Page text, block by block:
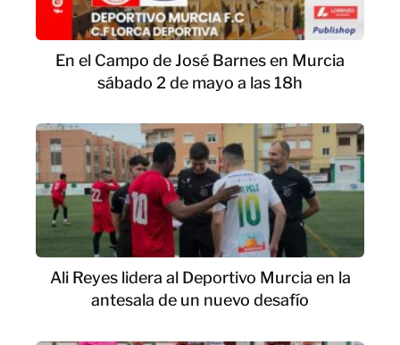
En el Campo de José Barnes en Murcia
sábado 2 de mayo a las 18h
Ali Reyes lidera al Deportivo Murcia en la
antesala de un nuevo desafío